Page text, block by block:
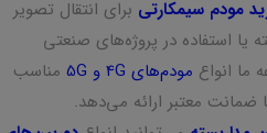
مودم سیمکارتی برای انتقال تصویر
یا استفاده در پروژه‌های صنعتی
ما انواع مودم‌های 4G و 5G
مناسب
ضمانت معتبر ارائه می‌دهد.